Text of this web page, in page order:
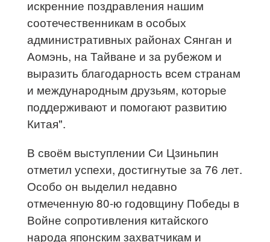
искренние поздравления нашим
соотечественникам в особых
административных районах Сянган и
Аомэнь, на Тайване и за рубежом и
выразить благодарность всем странам
и международным друзьям, которые
поддерживают и помогают развитию
Китая".
В своём выступлении Си Цзиньпин
отметил успехи, достигнутые за 76 лет.
Особо он выделил недавно
отмеченную 80-ю годовщину Победы в
Войне сопротивления китайского
народа японским захватчикам и